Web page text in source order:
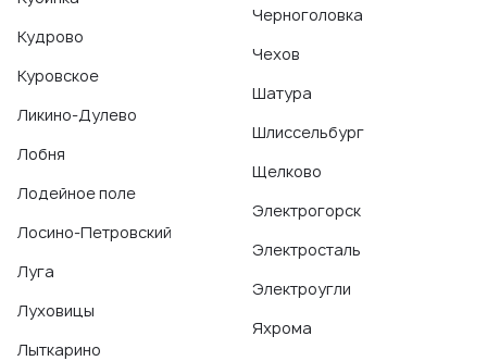
Кудрово
Куровское
Ликино-Дулево
Лобня
Лодейное поле
Лосино-Петровский
Луга
Луховицы
Лыткарино
Черноголовка
Чехов
Шатура
Шлиссельбург
Щелково
Электрогорск
Электросталь
Электроугли
Яхрома